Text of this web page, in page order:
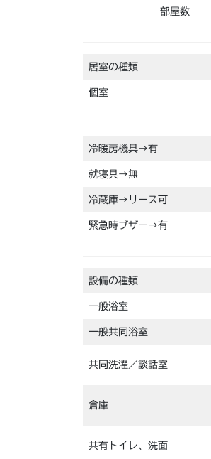
部屋数
居室の種類
個室
冷暖房機具→有
就寝具→無
冷蔵庫→リース可
緊急時ブザー→有
設備の種類
一般浴室
一般共同浴室
共同洗濯／談話室
倉庫
共有トイレ、洗面